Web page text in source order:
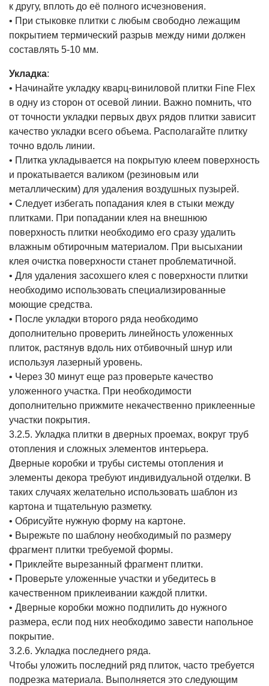
к другу, вплоть до её полного исчезновения.
• При стыковке плитки с любым свободно лежащим
покрытием термический разрыв между ними должен
составлять 5-10 мм.
Укладка:
• Начинайте укладку кварц-виниловой плитки Fine Flex
в одну из сторон от осевой линии. Важно помнить, что
от точности укладки первых двух рядов плитки зависит
качество укладки всего объема. Располагайте плитку
точно вдоль линии.
• Плитка укладывается на покрытую клеем поверхность
и прокатывается валиком (резиновым или
металлическим) для удаления воздушных пузырей.
• Следует избегать попадания клея в стыки между
плитками. При попадании клея на внешнюю
поверхность плитки необходимо его сразу удалить
влажным обтирочным материалом. При высыхании
клея очистка поверхности станет проблематичной.
• Для удаления засохшего клея с поверхности плитки
необходимо использовать специализированные
моющие средства.
• После укладки второго ряда необходимо
дополнительно проверить линейность уложенных
плиток, растянув вдоль них отбивочный шнур или
используя лазерный уровень.
• Через 30 минут еще раз проверьте качество
уложенного участка. При необходимости
дополнительно прижмите некачественно приклеенные
участки покрытия.
3.2.5. Укладка плитки в дверных проемах, вокруг труб
отопления и сложных элементов интерьера.
Дверные коробки и трубы системы отопления и
элементы декора требуют индивидуальной отделки. В
таких случаях желательно использовать шаблон из
картона и тщательную разметку.
• Обрисуйте нужную форму на картоне.
• Вырежьте по шаблону необходимый по размеру
фрагмент плитки требуемой формы.
• Приклейте вырезанный фрагмент плитки.
• Проверьте уложенные участки и убедитесь в
качественном приклеивании каждой плитки.
• Дверные коробки можно подпилить до нужного
размера, если под них необходимо завести напольное
покрытие.
3.2.6. Укладка последнего ряда.
Чтобы уложить последний ряд плиток, часто требуется
подрезка материала. Выполняется это следующим